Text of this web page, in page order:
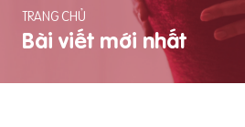
TRANG CHỦ
Bài viết mới nhất